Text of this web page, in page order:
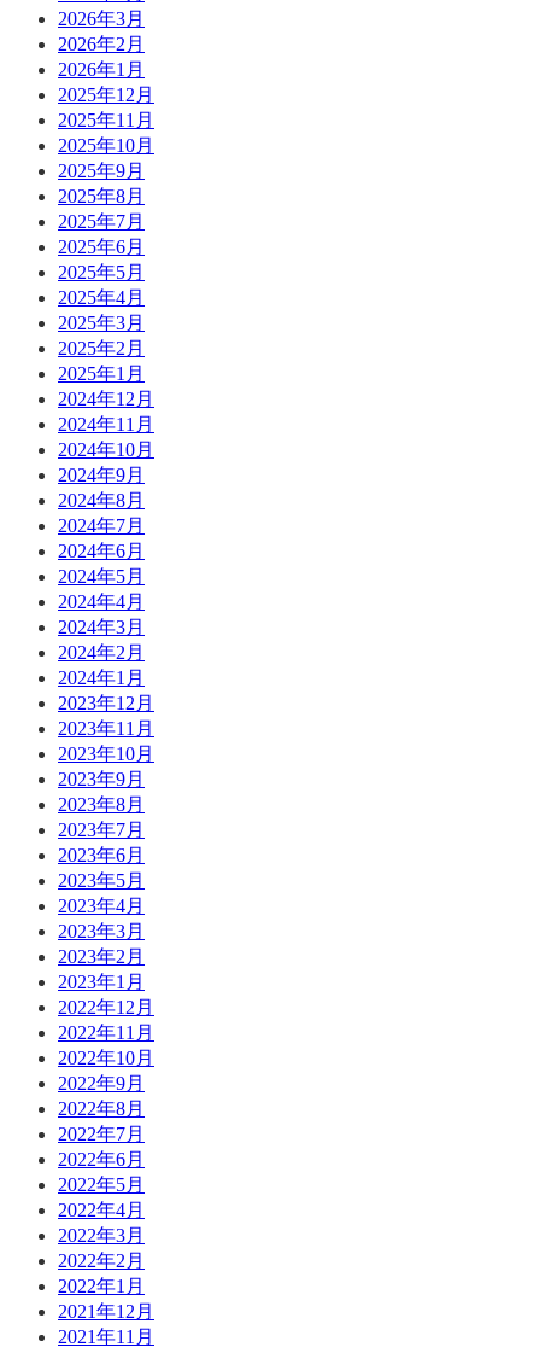
2026年3月
2026年2月
2026年1月
2025年12月
2025年11月
2025年10月
2025年9月
2025年8月
2025年7月
2025年6月
2025年5月
2025年4月
2025年3月
2025年2月
2025年1月
2024年12月
2024年11月
2024年10月
2024年9月
2024年8月
2024年7月
2024年6月
2024年5月
2024年4月
2024年3月
2024年2月
2024年1月
2023年12月
2023年11月
2023年10月
2023年9月
2023年8月
2023年7月
2023年6月
2023年5月
2023年4月
2023年3月
2023年2月
2023年1月
2022年12月
2022年11月
2022年10月
2022年9月
2022年8月
2022年7月
2022年6月
2022年5月
2022年4月
2022年3月
2022年2月
2022年1月
2021年12月
2021年11月